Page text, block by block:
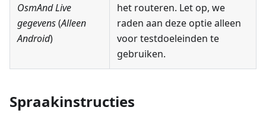
OsmAnd Live
gegevens(Alleen
Android)
het routeren. Let op, we
raden aan deze optie alleen
voor testdoeleinden te
gebruiken.
Spraakinstructies